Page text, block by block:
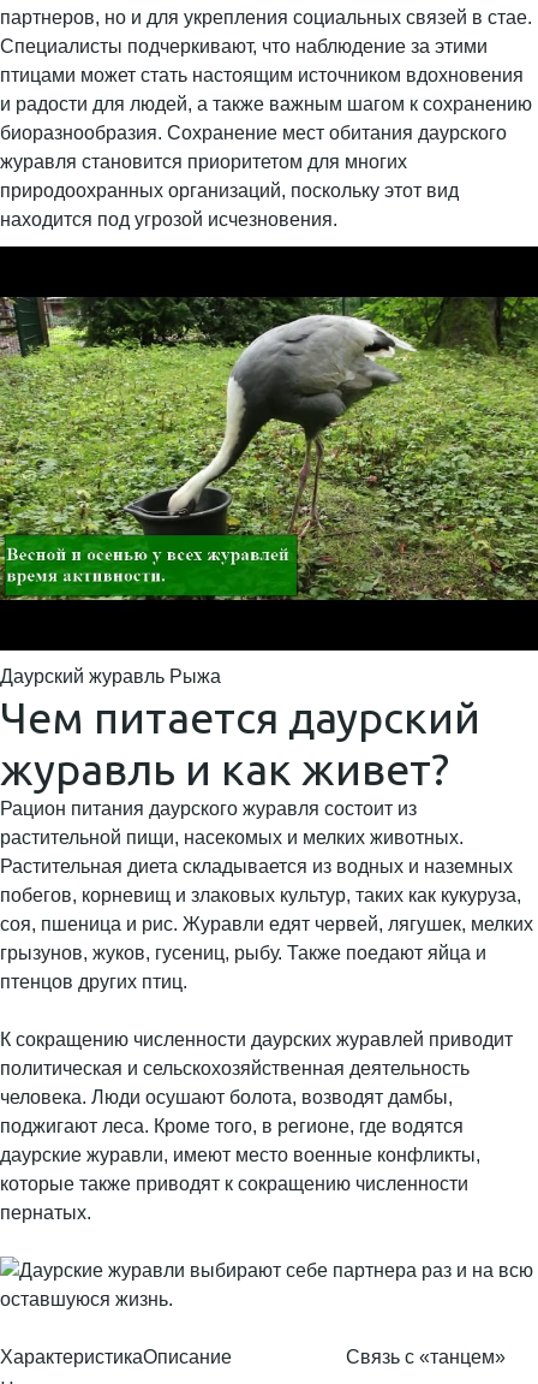
партнеров, но и для укрепления социальных связей в стае.
Специалисты подчеркивают, что наблюдение за этими
птицами может стать настоящим источником вдохновения
и радости для людей, а также важным шагом к сохранению
биоразнообразия. Сохранение мест обитания даурского
журавля становится приоритетом для многих
природоохранных организаций, поскольку этот вид
находится под угрозой исчезновения.
Даурский журавль Рыжа
Чем питается даурский
журавль и как живет?
Рацион питания даурского журавля состоит из
растительной пищи, насекомых и мелких животных.
Растительная диета складывается из водных и наземных
побегов, корневищ и злаковых культур, таких как кукуруза,
соя, пшеница и рис. Журавли едят червей, лягушек, мелких
грызунов, жуков, гусениц, рыбу. Также поедают яйца и
птенцов других птиц.
К сокращению численности даурских журавлей приводит
политическая и сельскохозяйственная деятельность
человека. Люди осушают болота, возводят дамбы,
поджигают леса. Кроме того, в регионе, где водятся
даурские журавли, имеют место военные конфликты,
которые также приводят к сокращению численности
пернатых.
ХарактеристикаОписание Связь с «танцем»